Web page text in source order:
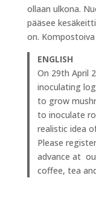
ollaan ulkona.
pääsee
on. Kompostoiva
ENGLISH
On 29th April
inoculating
to grow
to inoculate
realistic idea
Please
advance at
coffee, tea